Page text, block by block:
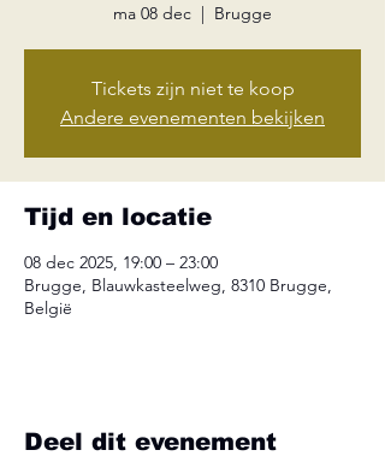
ma 08 dec
  |
Brugge
Tickets zijn niet te koop
Andere evenementen bekijken
Tijd en locatie
08 dec 2025, 19:00 – 23:00
Brugge, Blauwkasteelweg, 8310 Brugge,
België
Deel dit evenement